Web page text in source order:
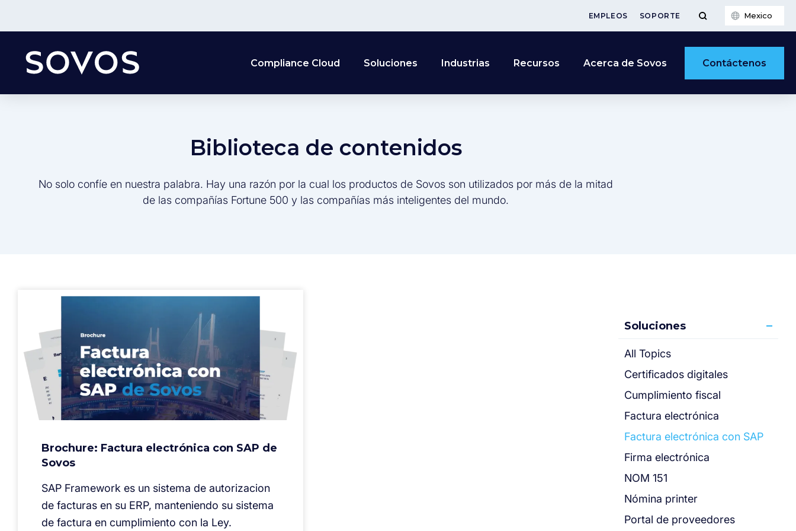
EMPLEOS SOPORTE Mexico
Compliance Cloud Soluciones Industrias Recursos Acerca de Sovos Contáctenos
Biblioteca de contenidos
No solo confíe en nuestra palabra. Hay una razón por la cual los productos de Sovos son utilizados por más de la mitad
de las compañías Fortune 500 y las compañías más inteligentes del mundo.
Soluciones
All Topics
Certificados digitales
Cumplimiento fiscal
Factura electrónica
Factura electrónica con SAP
Firma electrónica
NOM 151
Nómina printer
Portal de proveedores
Brochure: Factura electrónica con SAP de
Sovos
SAP Framework es un sistema de autorizacion
de facturas en su ERP, manteniendo su sistema
de factura en cumplimiento con la Ley.